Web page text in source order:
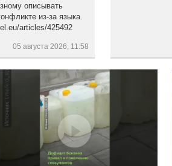
описывать
из-за языка.
articles/425492
05 августа 2026, 11:58